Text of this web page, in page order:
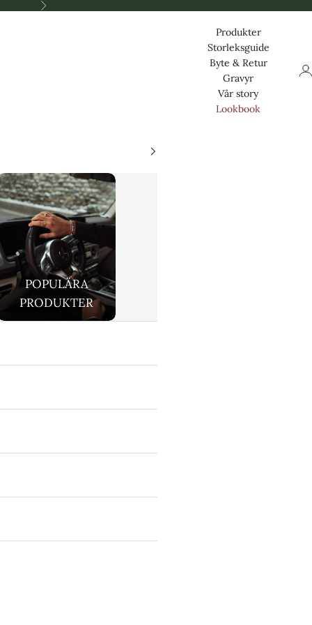
Nästa
Produkter
Storleksguide
Byte & Retur
Gravyr
Vår story
Lookbook
POPULÄRA
PRODUKTER